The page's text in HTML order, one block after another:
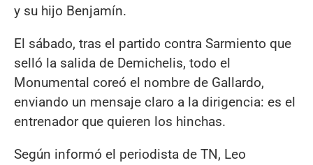
y su hijo Benjamín.
El sábado, tras el partido contra Sarmiento que
selló la salida de Demichelis, todo el
Monumental coreó el nombre de Gallardo,
enviando un mensaje claro a la dirigencia: es el
entrenador que quieren los hinchas.
Según informó el periodista de TN, Leo